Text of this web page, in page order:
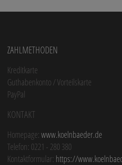
Zahlmethoden
Kreditkarte
Guthabenkonto / Vorteilskarte
PayPal
Kontakt
Homepage: www.koelnbaeder.de
Telefon: 0221 - 280 380
Kontaktformular: https://